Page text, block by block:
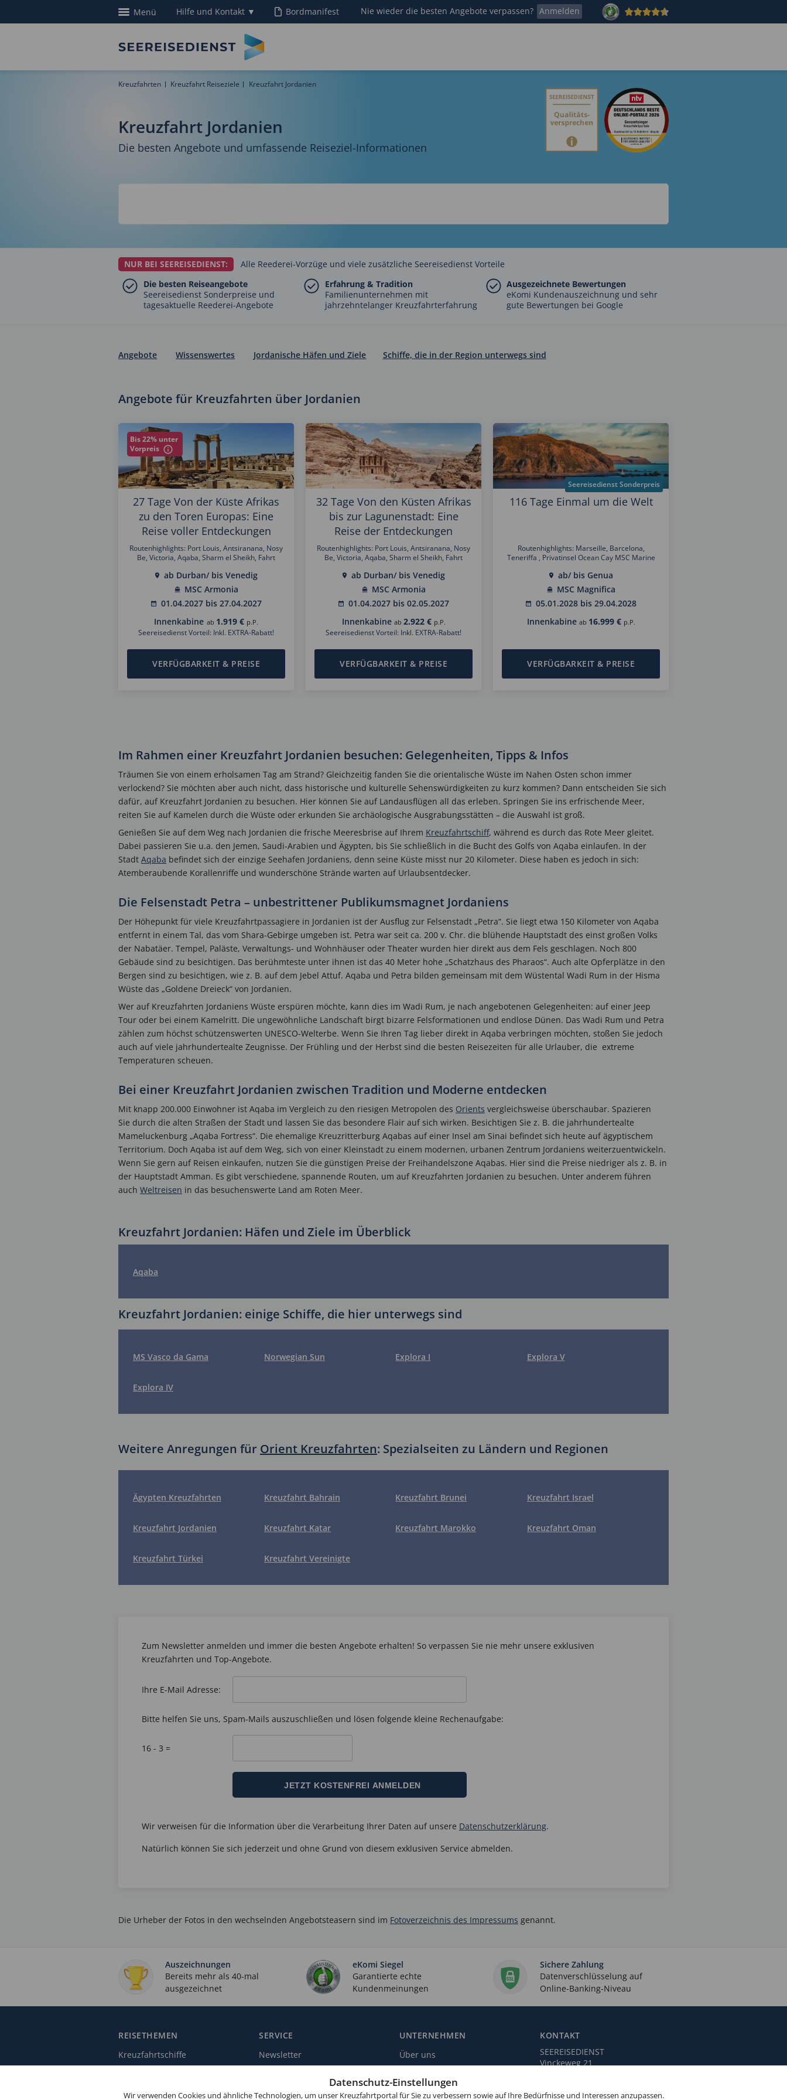
Menü Hilfe und Kontakt ▼ Bordmanifest Nie wieder die besten Angebote verpassen? Anmelden
Kreuzfahrten Kreuzfahrt Reiseziele Kreuzfahrt Jordanien
Kreuzfahrt Jordanien
Die besten Angebote und umfassende Reiseziel-Informationen
NUR BEI SEEREISEDIENST:
Alle Reederei-Vorzüge und viele zusätzliche Seereisedienst Vorteile
Die besten Reiseangebote
Seereisedienst Sonderpreise und
tagesaktuelle Reederei-Angebote
Erfahrung & Tradition
Familienunternehmen mit
jahrzehntelanger Kreuzfahrterfahrung
Ausgezeichnete Bewertungen
eKomi Kundenauszeichnung und sehr
gute Bewertungen bei Google
Angebote Wissenswertes Jordanische Häfen und Ziele Schiffe, die in der Region unterwegs sind
Angebote für Kreuzfahrten über Jordanien
Bis 22% unter
Vorpreis
27 Tage Von der Küste Afrikas
zu den Toren Europas: Eine
Reise voller Entdeckungen
Routenhighlights: Port Louis, Antsiranana, Nosy
Be, Victoria, Aqaba, Sharm el Sheikh, Fahrt
ab Durban/ bis Venedig
MSC Armonia
01.04.2027 bis 27.04.2027
Innenkabine ab 1.919 € p.P.
Seereisedienst Vorteil: Inkl. EXTRA-Rabatt!
VERFÜGBARKEIT & PREISE
32 Tage Von den Küsten Afrikas
bis zur Lagunenstadt: Eine
Reise der Entdeckungen
Routenhighlights: Port Louis, Antsiranana, Nosy
Be, Victoria, Aqaba, Sharm el Sheikh, Fahrt
Split, Venedig, Kotor, Brindisi
ab Durban/ bis Venedig
MSC Armonia
01.04.2027 bis 02.05.2027
Innenkabine ab 2.922 € p.P.
Seereisedienst Vorteil: Inkl. EXTRA-Rabatt!
VERFÜGBARKEIT & PREISE
Seereisedienst Sonderpreis
116 Tage Einmal um die Welt
Routenhighlights: Marseille, Barcelona,
Teneriffa , Privatinsel Ocean Cay MSC Marine
Auckland, Wellington, Sydney, Cairns, Lombok,
Bali, Ho Chi Minh Stadt, Halong Bay, Bangkok,
Singapur, Kuala Lumpur, Mumbai, Dubai,
Muskat, Aqaba, Fahrt durch den Suez Kanal,
ab/ bis Genua
MSC Magnifica
05.01.2028 bis 29.04.2028
Innenkabine ab 16.999 € p.P.
VERFÜGBARKEIT & PREISE
Im Rahmen einer Kreuzfahrt Jordanien besuchen: Gelegenheiten, Tipps & Infos
Träumen Sie von einem erholsamen Tag am Strand? Gleichzeitig fanden Sie die orientalische Wüste im Nahen Osten schon immer
verlockend? Sie möchten aber auch nicht, dass historische und kulturelle Sehenswürdigkeiten zu kurz kommen? Dann entscheiden Sie sich
dafür, auf Kreuzfahrt Jordanien zu besuchen. Hier können Sie auf Landausflügen all das erleben. Springen Sie ins erfrischende Meer,
reiten Sie auf Kamelen durch die Wüste oder erkunden Sie archäologische Ausgrabungsstätten – die Auswahl ist groß.
Genießen Sie auf dem Weg nach Jordanien die frische Meeresbrise auf Ihrem Kreuzfahrtschiff, während es durch das Rote Meer gleitet.
Dabei passieren Sie u.a. den Jemen, Saudi-Arabien und Ägypten, bis Sie schließlich in die Bucht des Golfs von Aqaba einlaufen. In der
Stadt Aqaba befindet sich der einzige Seehafen Jordaniens, denn seine Küste misst nur 20 Kilometer. Diese haben es jedoch in sich:
Atemberaubende Korallenriffe und wunderschöne Strände warten auf Urlaubsentdecker.
Die Felsenstadt Petra – unbestrittener Publikumsmagnet Jordaniens
Der Höhepunkt für viele Kreuzfahrtpassagiere in Jordanien ist der Ausflug zur Felsenstadt „Petra“. Sie liegt etwa 150 Kilometer von Aqaba
entfernt in einem Tal, das vom Shara-Gebirge umgeben ist. Petra war seit ca. 200 v. Chr. die blühende Hauptstadt des einst großen Volks
der Nabatäer. Tempel, Paläste, Verwaltungs- und Wohnhäuser oder Theater wurden hier direkt aus dem Fels geschlagen. Noch 800
Gebäude sind zu besichtigen. Das berühmteste unter ihnen ist das 40 Meter hohe „Schatzhaus des Pharaos“. Auch alte Opferplätze in den
Bergen sind zu besichtigen, wie z. B. auf dem Jebel Attuf. Aqaba und Petra bilden gemeinsam mit dem Wüstental Wadi Rum in der Hisma
Wüste das „Goldene Dreieck“ von Jordanien.
Wer auf Kreuzfahrten Jordaniens Wüste erspüren möchte, kann dies im Wadi Rum, je nach angebotenen Gelegenheiten: auf einer Jeep
Tour oder bei einem Kamelritt. Die ungewöhnliche Landschaft birgt bizarre Felsformationen und endlose Dünen. Das Wadi Rum und Petra
zählen zum höchst schützenswerten UNESCO-Welterbe. Wenn Sie Ihren Tag lieber direkt in Aqaba verbringen möchten, stoßen Sie jedoch
auch auf viele jahrhundertealte Zeugnisse. Der Frühling und der Herbst sind die besten Reisezeiten für alle Urlauber, die extreme
Temperaturen scheuen.
Bei einer Kreuzfahrt Jordanien zwischen Tradition und Moderne entdecken
Mit knapp 200.000 Einwohner ist Aqaba im Vergleich zu den riesigen Metropolen des Orients vergleichsweise überschaubar. Spazieren
Sie durch die alten Straßen der Stadt und lassen Sie das besondere Flair auf sich wirken. Besichtigen Sie z. B. die jahrhundertealte
Mameluckenburg „Aqaba Fortress“. Die ehemalige Kreuzritterburg Aqabas auf einer Insel am Sinai befindet sich heute auf ägyptischem
Territorium. Doch Aqaba ist auf dem Weg, sich von einer Kleinstadt zu einem modernen, urbanen Zentrum Jordaniens weiterzuentwickeln.
Wenn Sie gern auf Reisen einkaufen, nutzen Sie die günstigen Preise der Freihandelszone Aqabas. Hier sind die Preise niedriger als z. B. in
der Hauptstadt Amman. Es gibt verschiedene, spannende Routen, um auf Kreuzfahrten Jordanien zu besuchen. Unter anderem führen
auch Weltreisen in das besuchenswerte Land am Roten Meer.
Kreuzfahrt Jordanien: Häfen und Ziele im Überblick
Aqaba
Kreuzfahrt Jordanien: einige Schiffe, die hier unterwegs sind
MS Vasco da Gama Norwegian Sun Explora I Explora V
Explora IV
Weitere Anregungen für Orient Kreuzfahrten: Spezialseiten zu Ländern und Regionen
Ägypten Kreuzfahrten Kreuzfahrt Bahrain Kreuzfahrt Brunei Kreuzfahrt Israel
Kreuzfahrt Jordanien Kreuzfahrt Katar Kreuzfahrt Marokko Kreuzfahrt Oman
Kreuzfahrt Türkei
Kreuzfahrt Vereinigte
Zum Newsletter anmelden und immer die besten Angebote erhalten! So verpassen Sie nie mehr unsere exklusiven
Kreuzfahrten und Top-Angebote.
Ihre E-Mail Adresse:
Bitte helfen Sie uns, Spam-Mails auszuschließen und lösen folgende kleine Rechenaufgabe:
16 - 3 =
Wir verweisen für die Information über die Verarbeitung Ihrer Daten auf unsere Datenschutzerklärung.
Natürlich können Sie sich jederzeit und ohne Grund von diesem exklusiven Service abmelden.
Die Urheber der Fotos in den wechselnden Angebotsteasern sind im Fotoverzeichnis des Impressums genannt.
Auszeichnungen
Bereits mehr als 40-mal
ausgezeichnet
eKomi Siegel
Garantierte echte
Kundenmeinungen
Sichere Zahlung
Datenverschlüsselung auf
Online-Banking-Niveau
REISETHEMEN
Kreuzfahrtschiffe
SERVICE
Newsletter
UNTERNEHMEN
Über uns
Zahlungsmöglichkeiten
KONTAKT
SEEREISEDIENST
Vinckeweg 21
Buchungsservice:0203 / 30 98 00
Datenschutz-Einstellungen
Wir verwenden Cookies und ähnliche Technologien, um unser Kreuzfahrtportal für Sie zu verbessern sowie auf Ihre Bedürfnisse und Interessen anzupassen.